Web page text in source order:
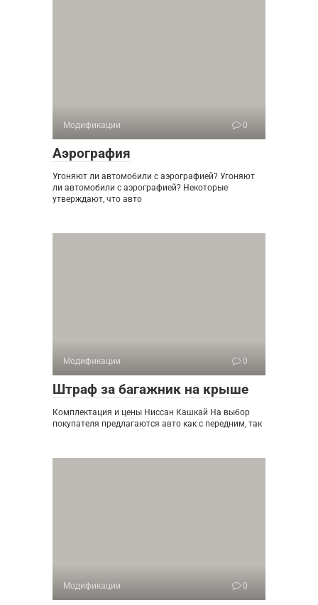
Модификации 0
Аэрография
Угоняют ли автомобили с аэрографией? Угоняют
ли автомобили с аэрографией? Некоторые
утверждают, что авто
Модификации 0
Штраф за багажник на крыше
Комплектация и цены Ниссан Кашкай На выбор
покупателя предлагаются авто как с передним, так
Модификации 0